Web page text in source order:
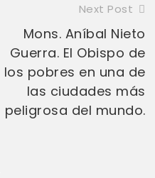
Next Post
Mons. Aníbal Nieto
Guerra. El Obispo de
los pobres en una de
las ciudades más
peligrosa del mundo.